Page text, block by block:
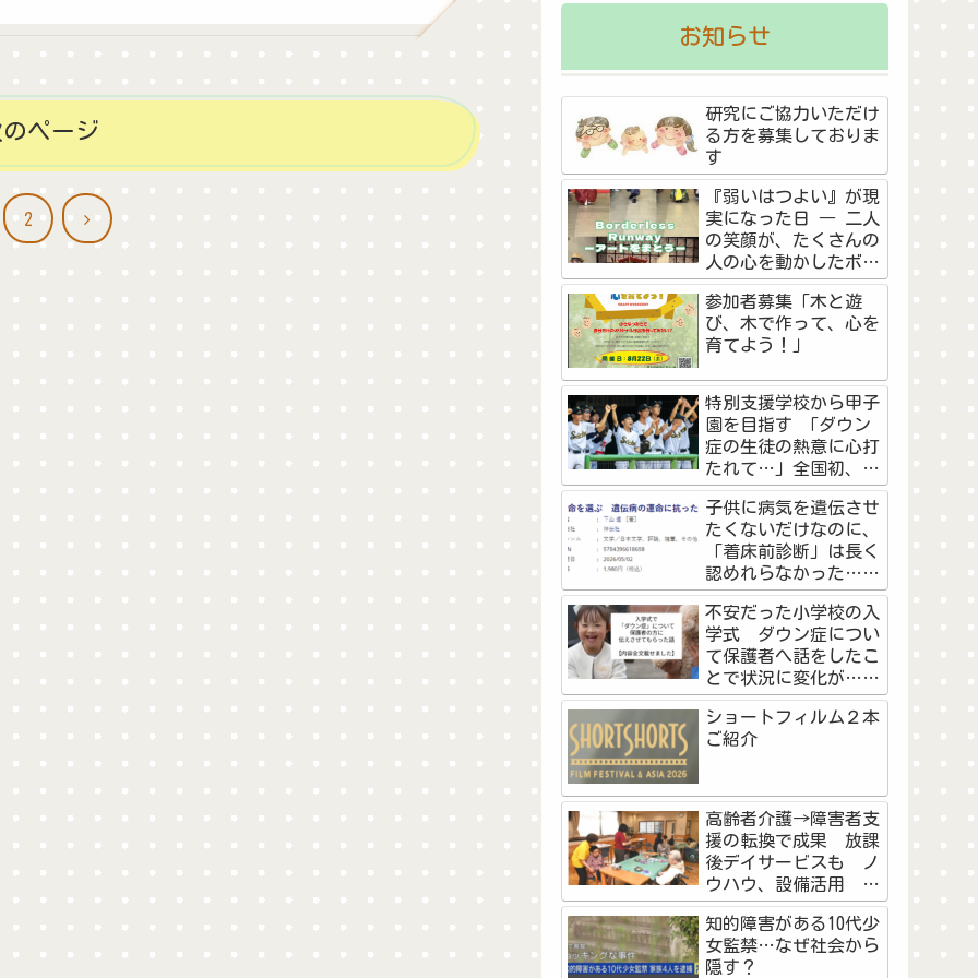
ページ
2 次
お知らせ
研究にご協力いただけ
る方を募集しておりま
す
『弱いはつよい』が現
実になった日 ― 二人
の笑顔が、たくさんの
人の心を動かしたボー
ダーレス・ランウェイ
―
参加者募集「木と遊
び、木で作って、心を
育てよう！」
特別支援学校から甲子
園を目指す 「ダウン
症の生徒の熱意に心打
たれて…」全国初、夏
の高校野球予選に挑戦
した教員と生徒の物語
＜前編＞
子供に病気を遺伝させ
たくないだけなのに、
「着床前診断」は長く
認めれらなかった…不
妊治療を経験した作家
が看護師として『命を
選ぶ』に思うこと
不安だった小学校の入
学式 ダウン症につい
て保護者へ話をしたこ
とで状況に変化が…マ
マの勇気に「素敵なご
両親」「知ることで学
べた」
ショートフィルム２本
ご紹介
高齢者介護→障害者支
援の転換で成果 放課
後デイサービスも ノ
ウハウ、設備活用 浜
松市の社会福祉法人天
竜厚生会
知的障害がある10代少
女監禁…なぜ社会から
隠す？